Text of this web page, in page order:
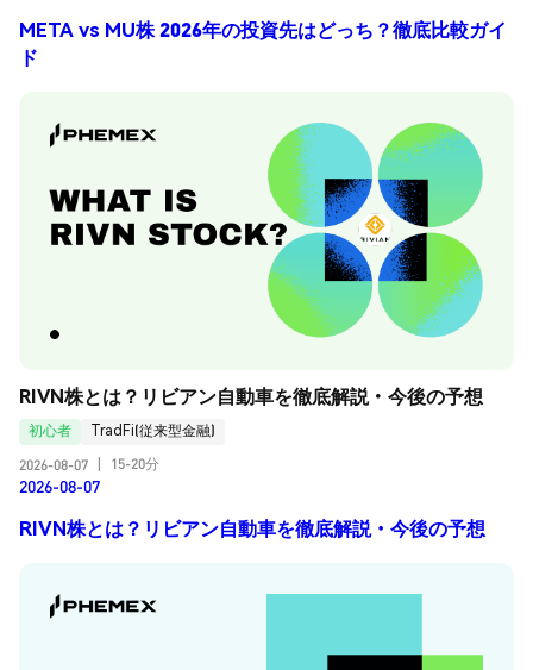
META vs MU株 2026年の投資先はどっち？徹底比較ガイ
ド
RIVN株とは？リビアン自動車を徹底解説・今後の予想
初心者
TradFi(従来型金融)
2026-08-07
15-20分
2026-08-07
RIVN株とは？リビアン自動車を徹底解説・今後の予想